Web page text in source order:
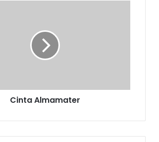
Cinta Almamater